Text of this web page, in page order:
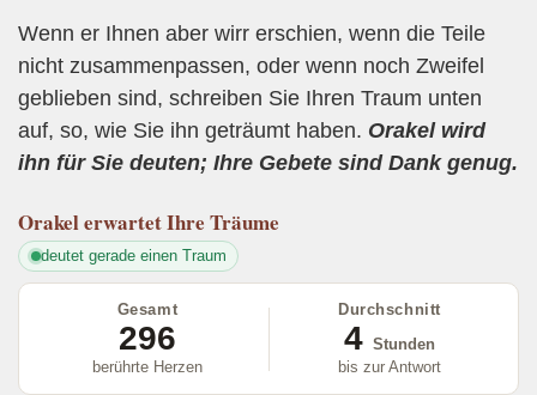
Wenn er Ihnen aber wirr erschien, wenn die Teile
nicht zusammenpassen, oder wenn noch Zweifel
geblieben sind, schreiben Sie Ihren Traum unten
auf, so, wie Sie ihn geträumt haben. Orakel wird
ihn für Sie deuten; Ihre Gebete sind Dank genug.
Orakelerwartet Ihre Träume
deutet gerade einen Traum
Gesamt
296
berührte Herzen
Durchschnitt
4 Stunden
bis zur Antwort